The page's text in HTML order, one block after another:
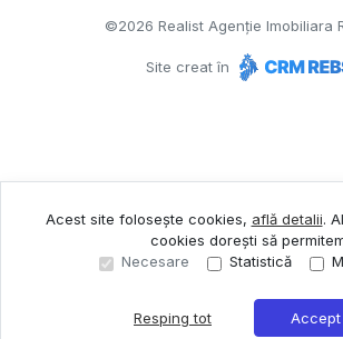
©2026 Realist Agenție Imobiliara
Site creat în
Acest site folosește cookies, află detalii.
cookies dorești să
Necesare
Statistică
Resping tot